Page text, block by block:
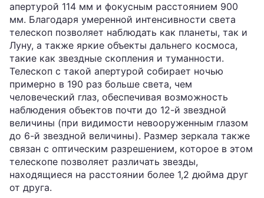
апертурой 114 мм и фокусным расстоянием 900
мм. Благодаря умеренной интенсивности света
телескоп позволяет наблюдать как планеты, так и
Луну, а также яркие объекты дальнего космоса,
такие как звездные скопления и туманности.
Телескоп с такой апертурой собирает ночью
примерно в 190 раз больше света, чем
человеческий глаз, обеспечивая возможность
наблюдения объектов почти до 12-й звездной
величины (при видимости невооруженным глазом
до 6-й звездной величины). Размер зеркала также
связан с оптическим разрешением, которое в этом
телескопе позволяет различать звезды,
находящиеся на расстоянии более 1,2 дюйма друг
от друга.